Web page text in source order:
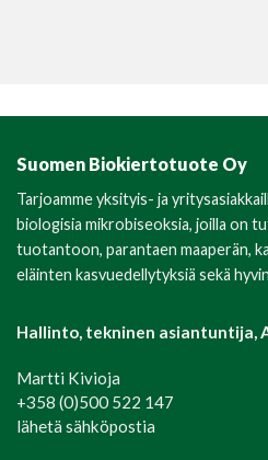
Suomen Biokiertotuote Oy
Tarjoamme yksityis- ja
biologisia mikrobiseoksia, joilla on
tuotantoon, parantaen maaperän,
eläinten kasvuedellytyksiä sekä
Hallinto, tekninen asiantuntija,
Martti Kivioja
+358 (0)500 522 147
lähetä sähköpostia